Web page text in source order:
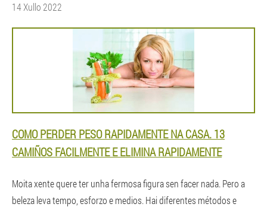
14 Xullo 2022
COMO PERDER PESO RAPIDAMENTE NA CASA. 13
CAMIÑOS FACILMENTE E ELIMINA RAPIDAMENTE
Moita xente quere ter unha fermosa figura sen facer nada. Pero a
beleza leva tempo, esforzo e medios. Hai diferentes métodos e